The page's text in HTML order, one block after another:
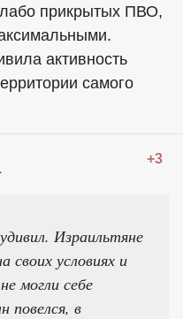
прикрытых ПВО,
активность
самого
+3
Израильтяне
своих условиях и
могли себе
повелся, в